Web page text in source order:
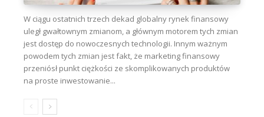
W ciągu ostatnich trzech dekad globalny rynek finansowy
uległ gwałtownym zmianom, a głównym motorem tych zmian
jest dostęp do nowoczesnych technologii. Innym ważnym
powodem tych zmian jest fakt, że marketing finansowy
przeniósł punkt ciężkości ze skomplikowanych produktów
na proste inwestowanie...